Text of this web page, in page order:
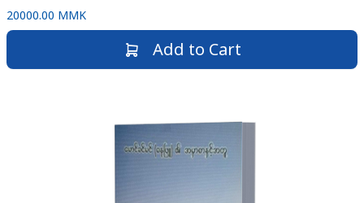
20000.00 MMK
Add to Cart